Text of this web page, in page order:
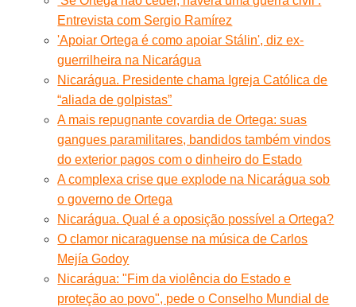
Entrevista com Sergio Ramírez
'Apoiar Ortega é como apoiar Stálin', diz ex-
guerrilheira na Nicarágua
Nicarágua. Presidente chama Igreja Católica de
“aliada de golpistas”
A mais repugnante covardia de Ortega: suas
gangues paramilitares, bandidos também vindos
do exterior pagos com o dinheiro do Estado
A complexa crise que explode na Nicarágua sob
o governo de Ortega
Nicarágua. Qual é a oposição possível a Ortega?
O clamor nicaraguense na música de Carlos
Mejía Godoy
Nicarágua: "Fim da violência do Estado e
proteção ao povo", pede o Conselho Mundial de